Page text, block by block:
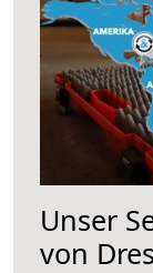
Unser
von